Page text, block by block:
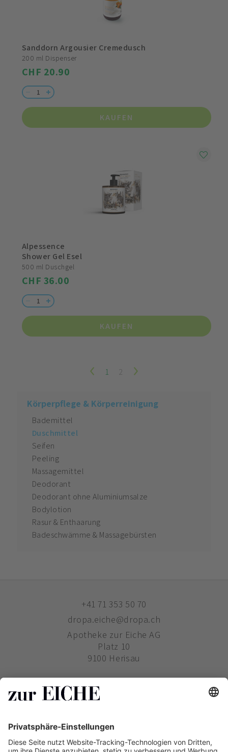
Sanddorn Argousier Cremedusch
200 ml Dispenser
CHF 20.90
KAUFEN
Alpessence
Shower Gel Esel
500 ml Duschgel
CHF 36.00
KAUFEN
1 2
Körperpflege & Körperreinigung
Bademittel
Duschmittel
Seifen
Peeling
Massagemittel
Deodorant
Deodorant ohne Aluminiumsalze
Bodylotion
Rasur & Enthaarung
Badeschwämme & Massagebürsten
+41 71 353 50 70
dropa.eiche@dropa.ch
Apotheke zur Eiche AG
Platz 10
9100 Herisau
ZUR EICHE
PHARMAVERTRIEB